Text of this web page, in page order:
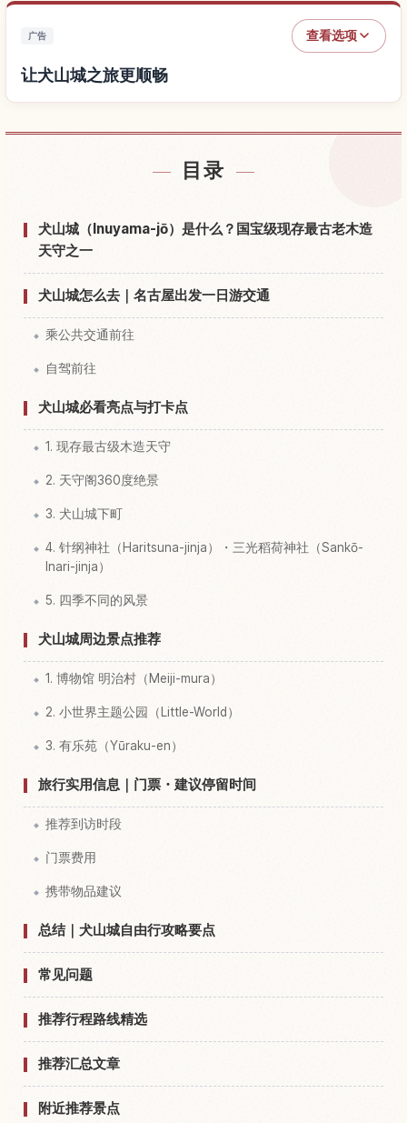
广告 查看选项
让犬山城之旅更顺畅
目录
犬山城（Inuyama-jō）是什么？国宝级现存最古老木造
天守之一
犬山城怎么去｜名古屋出发一日游交通
乘公共交通前往
自驾前往
犬山城必看亮点与打卡点
1. 现存最古级木造天守
2. 天守阁360度绝景
3. 犬山城下町
4. 针纲神社（Haritsuna-jinja）・三光稻荷神社（Sankō-
Inari-jinja）
5. 四季不同的风景
犬山城周边景点推荐
1. 博物馆 明治村（Meiji-mura）
2. 小世界主题公园（Little-World）
3. 有乐苑（Yūraku-en）
旅行实用信息｜门票・建议停留时间
推荐到访时段
门票费用
携带物品建议
总结｜犬山城自由行攻略要点
常见问题
推荐行程路线精选
推荐汇总文章
附近推荐景点